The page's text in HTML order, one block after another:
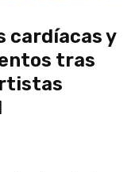
cardíacas y
tras